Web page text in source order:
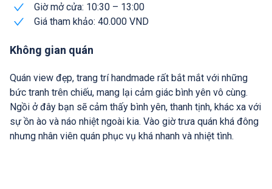
Giờ mở cửa: 10:30 – 13:00
Giá tham khảo: 40.000 VND
Không gian quán
Quán view đẹp, trang trí handmade rất bắt mắt với những
bức tranh trên chiếu, mang lại cảm giác bình yên vô cùng.
Ngồi ở đây bạn sẽ cảm thấy bình yên, thanh tịnh, khác xa với
sự ồn ào và náo nhiệt ngoài kia. Vào giờ trưa quán khá đông
nhưng nhân viên quán phục vụ khá nhanh và nhiệt tình.